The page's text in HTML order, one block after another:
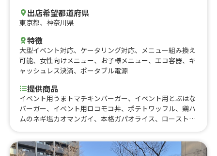
出店希望都道府県
東京都、 神奈川県
特徴
大型イベント対応、 ケータリング対応、
メニュー組み換え
可能、 女性向けメニュー、 お子様メニュー、 エコ容器、 キ
ャッシュレス決済、 ポータブル電源
提供商品
イベント用うまトマチキンバーガー、イベント用とぶはな
バーガー、イベント用ロコモコ丼、ポテトワッフル、鶏ハ
ムのネギ塩カオマンガイ、本格ガパオライス、ローストポ